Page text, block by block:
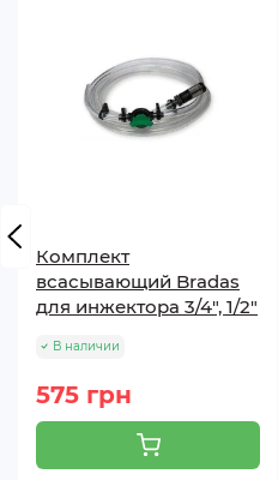
Комплект
всасывающий Bradas
для инжектора 3/4", 1/2"
В наличии
575 грн